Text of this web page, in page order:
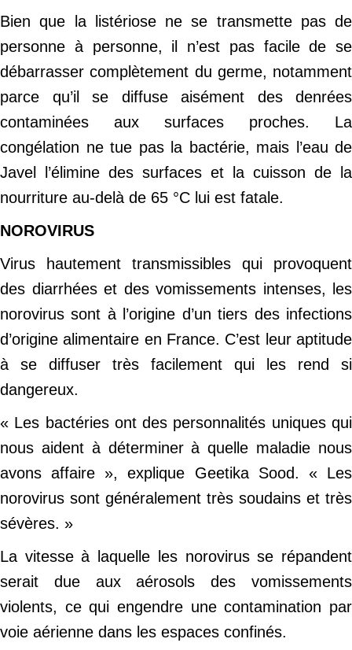
Bien que la listériose ne se transmette pas de
personne à personne, il n’est pas facile de se
débarrasser complètement du germe, notamment
parce qu’il se diffuse aisément des denrées
contaminées aux surfaces proches. La
congélation ne tue pas la bactérie, mais l’eau de
Javel l’élimine des surfaces et la cuisson de la
nourriture au-delà de 65 °C lui est fatale.
NOROVIRUS
Virus hautement transmissibles qui provoquent
des diarrhées et des vomissements intenses, les
norovirus sont à l’origine d’un tiers des infections
d’origine alimentaire en France. C’est leur aptitude
à se diffuser très facilement qui les rend si
dangereux.
« Les bactéries ont des personnalités uniques qui
nous aident à déterminer à quelle maladie nous
avons affaire », explique Geetika Sood. « Les
norovirus sont généralement très soudains et très
sévères. »
La vitesse à laquelle les norovirus se répandent
serait due aux aérosols des vomissements
violents, ce qui engendre une contamination par
voie aérienne dans les espaces confinés.